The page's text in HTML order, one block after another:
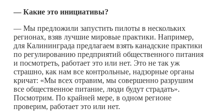
— Какие это инициативы?
— Мы предложили запустить пилоты в нескольких
регионах, взяв лучшие мировые практики. Например,
для Калининграда предлагаем взять канадские практики
по регулированию предприятий общественного питания
и посмотреть, работает это или нет. Это не так уж
страшно, как нам все контрольные, надзорные органы
кричат: «Мы всех отравим, мы совершенно разрушим
все общественное питание, люди будут страдать».
Посмотрим. По крайней мере, в одном регионе
проверим, работает это или нет.